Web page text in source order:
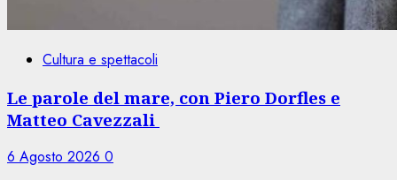
Cultura e spettacoli
Le parole del mare, con Piero Dorfles e
Matteo Cavezzali
6 Agosto 2026 0